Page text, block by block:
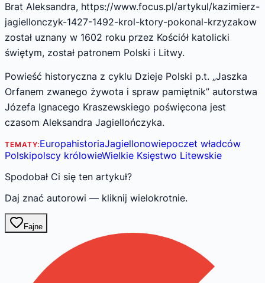
Brat Aleksandra, https://www.focus.pl/artykul/kazimierz-
jagiellonczyk-1427-1492-krol-ktory-pokonal-krzyzakow
został uznany w 1602 roku przez Kościół katolicki
świętym, został patronem Polski i Litwy.
Powieść historyczna z cyklu Dzieje Polski p.t. „Jaszka
Orfanem zwanego żywota i spraw pamiętnik” autorstwa
Józefa Ignacego Kraszewskiego poświęcona jest
czasom Aleksandra Jagiellończyka.
TEMATY:EuropahistoriaJagiellonowiepoczet władców
Polskipolscy królowieWielkie Księstwo Litewskie
Spodobał Ci się ten artykuł?
Daj znać autorowi — kliknij wielokrotnie.
Fajne